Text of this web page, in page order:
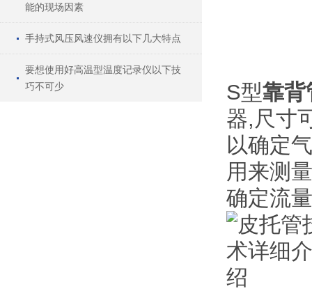
能的现场因素
手持式风压风速仪拥有以下几大特点
要想使用好高温型温度记录仪以下技
巧不可少
S型靠背
器,尺寸
以确定
用来测
确定流